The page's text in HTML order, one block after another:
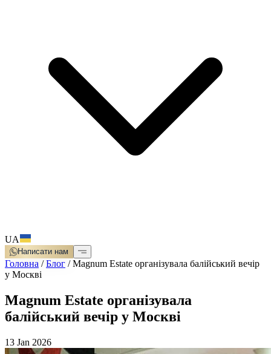
UA
Написати нам
Головна /Блог /Magnum Estate організувала балійський вечір
у Москві
Magnum Estate організувала
балійський вечір у Москві
13 Jan 2026